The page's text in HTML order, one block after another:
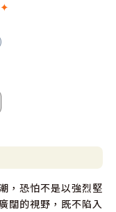
，恐怕不是以強烈堅
闊的視野，既不陷入